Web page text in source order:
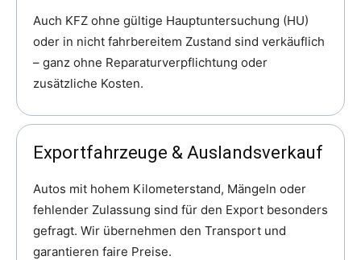
Auch KFZ ohne gültige Hauptuntersuchung (HU)
oder in nicht fahrbereitem Zustand sind verkäuflich
– ganz ohne Reparaturverpflichtung oder
zusätzliche Kosten.
Exportfahrzeuge & Auslandsverkauf
Autos mit hohem Kilometerstand, Mängeln oder
fehlender Zulassung sind für den Export besonders
gefragt. Wir übernehmen den Transport und
garantieren faire Preise.